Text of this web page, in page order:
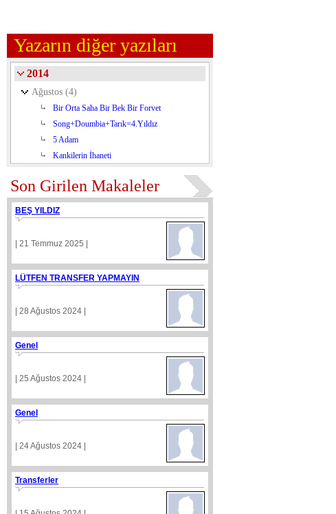
Yazarın diğer yazıları
2014
Ağustos (4)
Bir Orta Saha Bir Bek Bir Forvet
Song+Doumbia+Tarık=4.Yıldız
5 Adam
Kankilerin İhaneti
Son Girilen Makaleler
BEŞ YILDIZ
| 21 Temmuz 2025 |
LÜTFEN TRANSFER YAPMAYIN
| 28 Ağustos 2024 |
Genel
| 25 Ağustos 2024 |
Genel
| 24 Ağustos 2024 |
Transferler